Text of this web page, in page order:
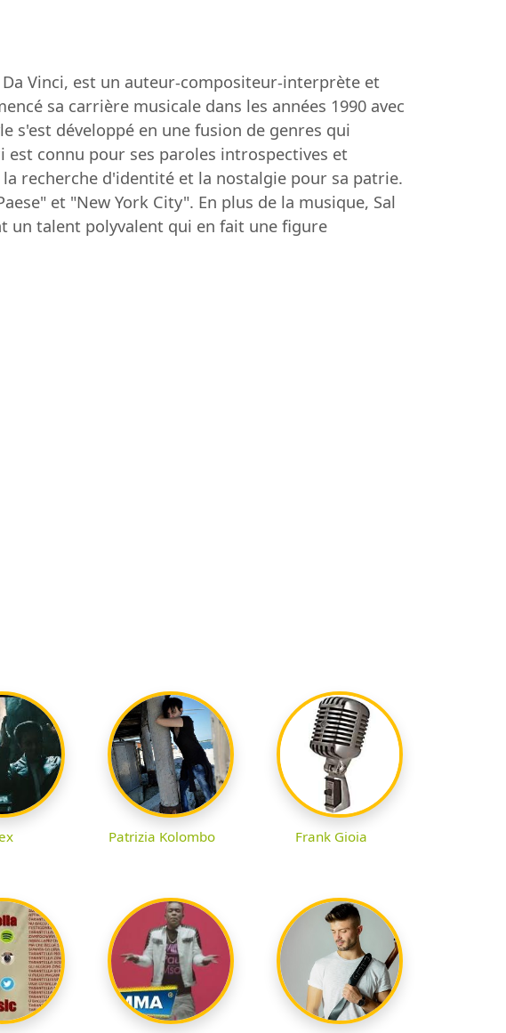
Vinci, est un auteur-compositeur-interprète et
sa carrière musicale dans les années 1990 avec
s'est développé en une fusion de genres qui
connu pour ses paroles introspectives et
recherche d'identité et la nostalgie pour sa patrie.
et "New York City". En plus de la musique, Sal
un talent polyvalent qui en fait une figure
Patrizia Kolombo Frank Gioia